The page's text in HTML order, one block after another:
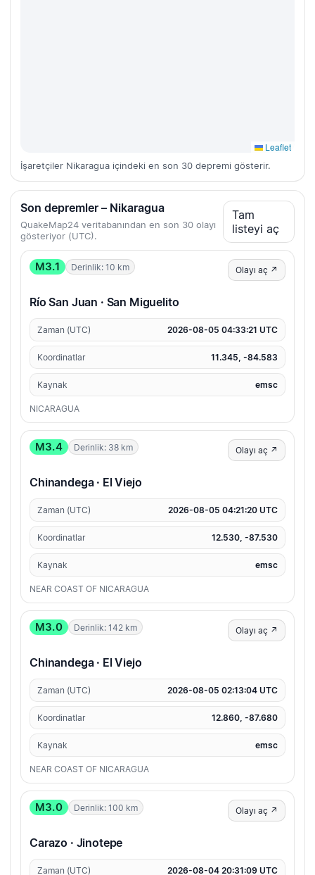
Leaflet
İşaretçiler Nikaragua içindeki en son 30 depremi gösterir.
Son depremler – Nikaragua
QuakeMap24 veritabanından en son 30 olayı
gösteriyor (UTC).
Tam
listeyi aç
M3.1 Derinlik: 10 km Olayı aç ↗
Río San Juan · San Miguelito
Zaman (UTC) 2026-08-05 04:33:21 UTC
Koordinatlar 11.345, -84.583
Kaynak emsc
NICARAGUA
M3.4 Derinlik: 38 km Olayı aç ↗
Chinandega · El Viejo
Zaman (UTC) 2026-08-05 04:21:20 UTC
Koordinatlar 12.530, -87.530
Kaynak emsc
NEAR COAST OF NICARAGUA
M3.0 Derinlik: 142 km Olayı aç ↗
Chinandega · El Viejo
Zaman (UTC) 2026-08-05 02:13:04 UTC
Koordinatlar 12.860, -87.680
Kaynak emsc
NEAR COAST OF NICARAGUA
M3.0 Derinlik: 100 km Olayı aç ↗
Carazo · Jinotepe
Zaman (UTC) 2026-08-04 20:31:09 UTC